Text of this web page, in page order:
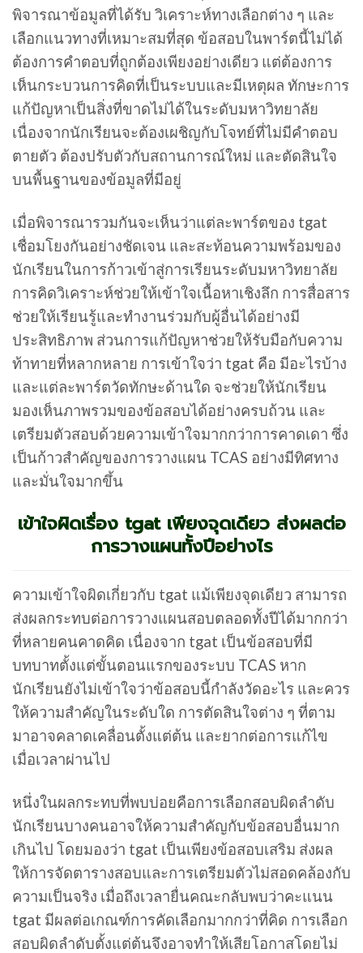
พิจารณาข้อมูลที่ได้รับ วิเคราะห์ทางเลือกต่าง ๆ และ
เลือกแนวทางที่เหมาะสมที่สุด ข้อสอบในพาร์ตนี้ไม่ได้
ต้องการคำตอบที่ถูกต้องเพียงอย่างเดียว แต่ต้องการ
เห็นกระบวนการคิดที่เป็นระบบและมีเหตุผล ทักษะการ
แก้ปัญหาเป็นสิ่งที่ขาดไม่ได้ในระดับมหาวิทยาลัย
เนื่องจากนักเรียนจะต้องเผชิญกับโจทย์ที่ไม่มีคำตอบ
ตายตัว ต้องปรับตัวกับสถานการณ์ใหม่ และตัดสินใจ
บนพื้นฐานของข้อมูลที่มีอยู่
เมื่อพิจารณารวมกันจะเห็นว่าแต่ละพาร์ตของ tgat
เชื่อมโยงกันอย่างชัดเจน และสะท้อนความพร้อมของ
นักเรียนในการก้าวเข้าสู่การเรียนระดับมหาวิทยาลัย
การคิดวิเคราะห์ช่วยให้เข้าใจเนื้อหาเชิงลึก การสื่อสาร
ช่วยให้เรียนรู้และทำงานร่วมกับผู้อื่นได้อย่างมี
ประสิทธิภาพ ส่วนการแก้ปัญหาช่วยให้รับมือกับความ
ท้าทายที่หลากหลาย การเข้าใจว่า tgat คือ มีอะไรบ้าง
และแต่ละพาร์ตวัดทักษะด้านใด จะช่วยให้นักเรียน
มองเห็นภาพรวมของข้อสอบได้อย่างครบถ้วน และ
เตรียมตัวสอบด้วยความเข้าใจมากกว่าการคาดเดา ซึ่ง
เป็นก้าวสำคัญของการวางแผน TCAS อย่างมีทิศทาง
และมั่นใจมากขึ้น
เข้าใจผิดเรื่อง tgat เพียงจุดเดียว ส่งผลต่อ
การวางแผนทั้งปีอย่างไร
ความเข้าใจผิดเกี่ยวกับ tgat แม้เพียงจุดเดียว สามารถ
ส่งผลกระทบต่อการวางแผนสอบตลอดทั้งปีได้มากกว่า
ที่หลายคนคาดคิด เนื่องจาก tgat เป็นข้อสอบที่มี
บทบาทตั้งแต่ขั้นตอนแรกของระบบ TCAS หาก
นักเรียนยังไม่เข้าใจว่าข้อสอบนี้กำลังวัดอะไร และควร
ให้ความสำคัญในระดับใด การตัดสินใจต่าง ๆ ที่ตาม
มาอาจคลาดเคลื่อนตั้งแต่ต้น และยากต่อการแก้ไข
เมื่อเวลาผ่านไป
หนึ่งในผลกระทบที่พบบ่อยคือการเลือกสอบผิดลำดับ
นักเรียนบางคนอาจให้ความสำคัญกับข้อสอบอื่นมาก
เกินไป โดยมองว่า tgat เป็นเพียงข้อสอบเสริม ส่งผล
ให้การจัดตารางสอบและการเตรียมตัวไม่สอดคล้องกับ
ความเป็นจริง เมื่อถึงเวลายื่นคณะกลับพบว่าคะแนน
tgat มีผลต่อเกณฑ์การคัดเลือกมากกว่าที่คิด การเลือก
สอบผิดลำดับตั้งแต่ต้นจึงอาจทำให้เสียโอกาสโดยไม่